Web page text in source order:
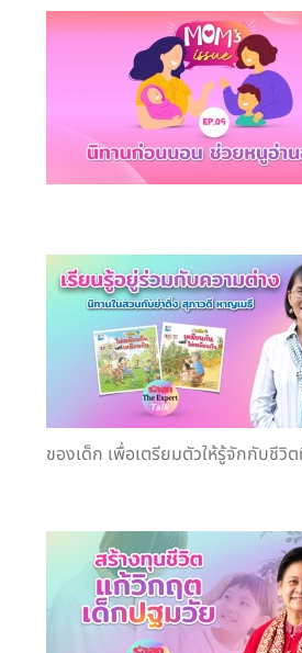
ของเด็ก เพื่อเตรียมตัวให้รู้จักกับชีวิต